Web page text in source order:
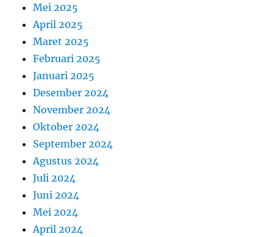
Mei 2025
April 2025
Maret 2025
Februari 2025
Januari 2025
Desember 2024
November 2024
Oktober 2024
September 2024
Agustus 2024
Juli 2024
Juni 2024
Mei 2024
April 2024